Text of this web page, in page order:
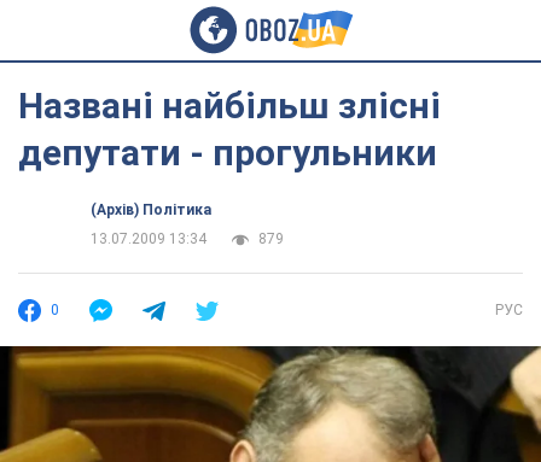
Названі найбільш злісні
депутати - прогульники
(Архів) Політика
13.07.2009 13:34
879
0 РУС